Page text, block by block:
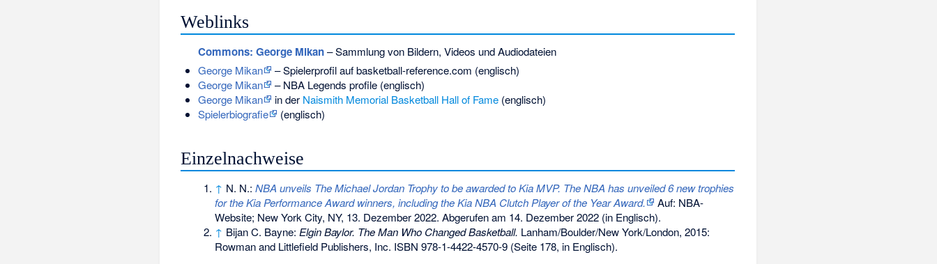
Weblinks
Commons: George Mikan– Sammlung von Bildern, Videos und Audiodateien
George Mikan
– Spielerprofil auf basketball-reference.com (englisch)
George Mikan
– NBA Legends profile (englisch)
George Mikan
in der Naismith Memorial Basketball Hall of Fame(englisch)
Spielerbiografie
(englisch)
Einzelnachweise
↑ N. N.: NBA unveils The Michael Jordan Trophy to be awarded to Kia MVP. The NBA has unveiled 6 new trophies
for the Kia Performance Award winners, including the Kia NBA Clutch Player of the Year Award.
Auf: NBA-
Website; New York City, NY, 13. Dezember 2022. Abgerufen am 14. Dezember 2022 (in Englisch).
↑ Bijan C. Bayne: Elgin Baylor. The Man Who Changed Basketball. Lanham/Boulder/New York/London, 2015:
Rowman and Littlefield Publishers, Inc. ISBN 978-1-4422-4570-9 (Seite 178, in Englisch).